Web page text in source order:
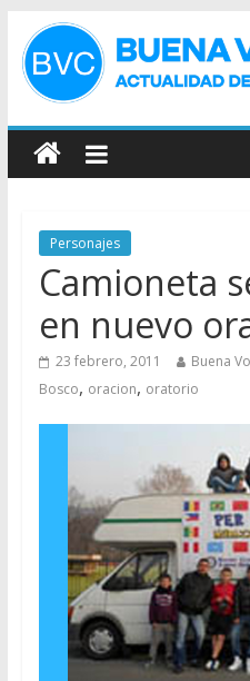
Personajes
Camioneta
en nuevo
23 febrero, 2011 Buena
Bosco, oracion, oratorio